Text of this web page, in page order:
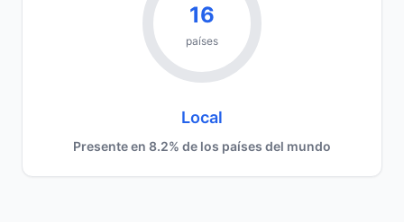
16
países
Local
Presente en 8.2% de los países del mundo